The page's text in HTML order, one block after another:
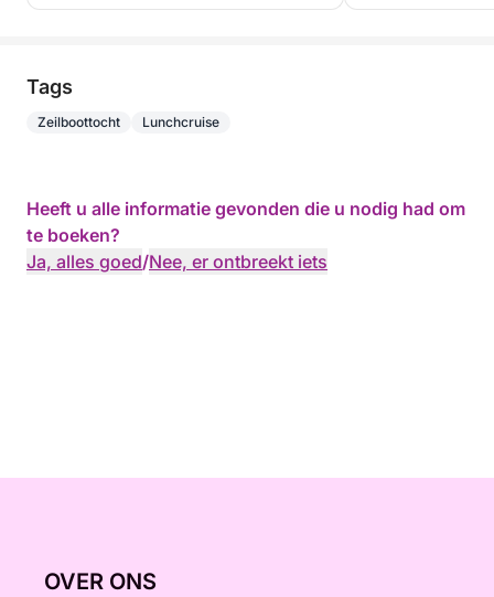
Tags
Zeilboottocht Lunchcruise
Heeft u alle informatie gevonden die u nodig had om
te boeken?
Ja, alles goed/Nee, er ontbreekt iets
OVER ONS